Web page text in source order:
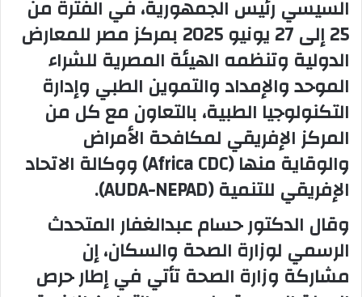
السيسي رئيس الجمهورية، في الفترة من
25 إلى 27 يونيو 2025 بمركز مصر للمعارض
الدولية وتنظمه الهيئة المصرية للشراء
الموحد والإمداد والتموين الطبي وإدارة
التكنولوجيا الطبية، بالتعاون مع كل من
المركز الإفريقي لمكافحة الأمراض
والوقاية منها (Africa CDC) ووكالة الاتحاد
الإفريقي للتنمية (AUDA-NEPAD).
وقال الدكتور حسام عبدالغفار المتحدث
الرسمي لوزارة الصحة والسكان، إن
مشاركة وزارة الصحة تأتي في إطار حرص